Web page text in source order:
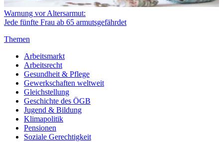
Warnung vor Altersarmut:
Jede fünfte Frau ab 65 armutsgefährdet
Themen
Arbeitsmarkt
Arbeitsrecht
Gesundheit & Pflege
Gewerkschaften weltweit
Gleichstellung
Geschichte des ÖGB
Jugend & Bildung
Klimapolitik
Pensionen
Soziale Gerechtigkeit